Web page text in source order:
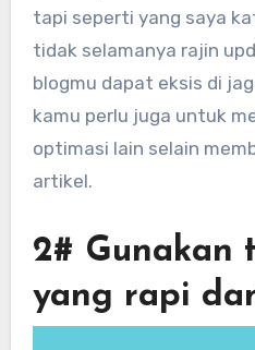
tapi seperti yang saya
tidak selamanya rajin
blogmu dapat eksis di
kamu perlu juga untuk
optimasi lain selain
artikel.
2# Gunakan
yang rapi